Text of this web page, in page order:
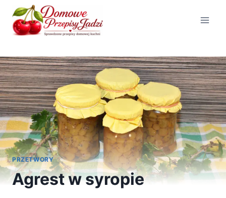
Przejdź
treści
PRZETWORY
Agrest w syropie